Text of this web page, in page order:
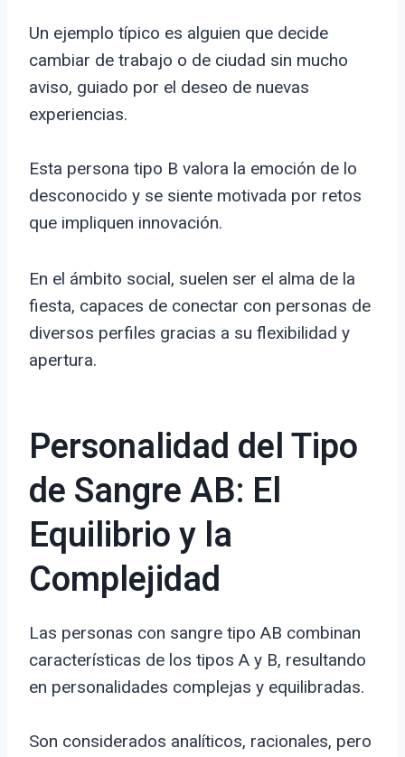
Un ejemplo típico es alguien que decide
cambiar de trabajo o de ciudad sin mucho
aviso, guiado por el deseo de nuevas
experiencias.
Esta persona tipo B valora la emoción de lo
desconocido y se siente motivada por retos
que impliquen innovación.
En el ámbito social, suelen ser el alma de la
fiesta, capaces de conectar con personas de
diversos perfiles gracias a su flexibilidad y
apertura.
Personalidad del Tipo
de Sangre AB: El
Equilibrio y la
Complejidad
Las personas con sangre tipo AB combinan
características de los tipos A y B, resultando
en personalidades complejas y equilibradas.
Son considerados analíticos, racionales, pero